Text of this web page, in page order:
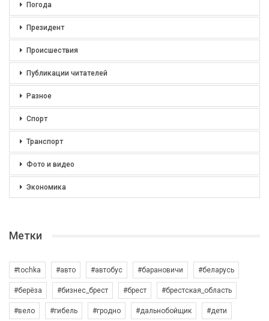
Погода
Президент
Происшествия
Публикации читателей
Разное
Спорт
Транспорт
Фото и видео
Экономика
Метки
#tochka #авто #автобус #барановичи #беларусь
#берёза #бизнес_брест #брест #брестская_область
#вело #гибель #гродно #дальнобойщик #дети